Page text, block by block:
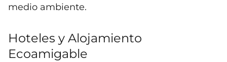
medio ambiente.
Hoteles y Alojamiento
Ecoamigable